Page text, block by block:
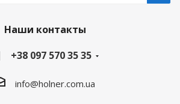
Наши контакты
+38 097 570 35 35
info@holner.com.ua